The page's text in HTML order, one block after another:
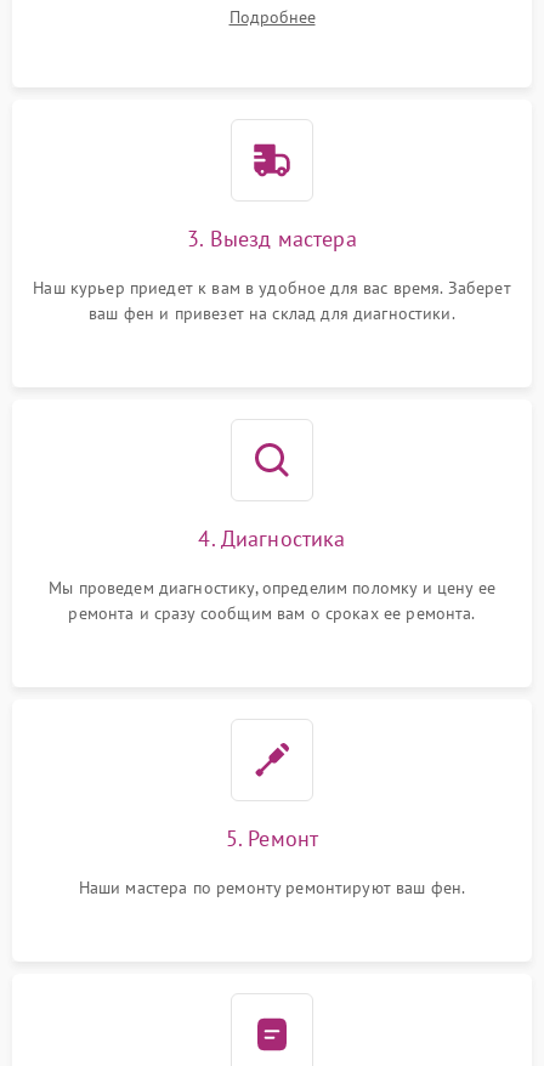
Подробнее
3. Выезд мастера
Наш курьер приедет к вам в удобное для вас время. Заберет
ваш фен и привезет на склад для диагностики.
4. Диагностика
Мы проведем диагностику, определим поломку и цену ее
ремонта и сразу сообщим вам о сроках ее ремонта.
5. Ремонт
Наши мастера по ремонту ремонтируют ваш фен.